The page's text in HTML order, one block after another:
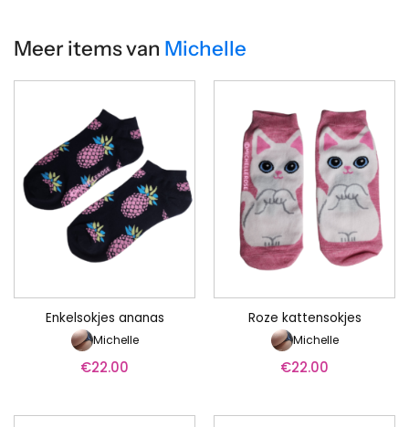
Meer items van Michelle
Enkelsokjes ananas
Michelle
€22.00
Roze kattensokjes
Michelle
€22.00